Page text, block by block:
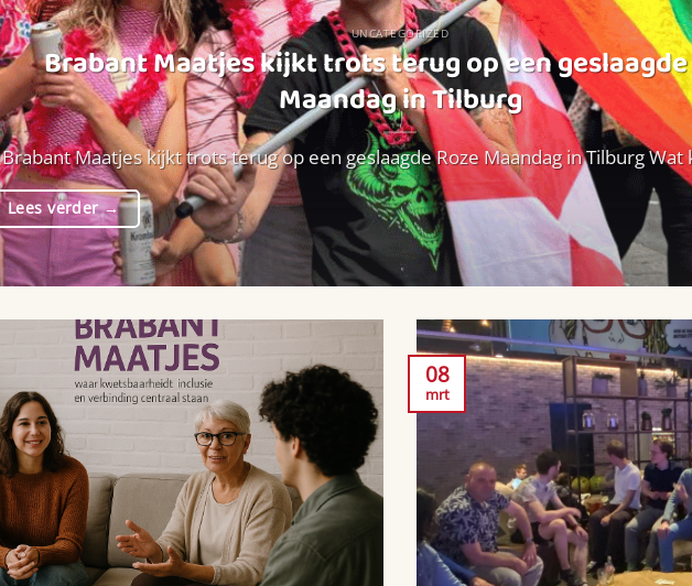
UNCATEGORIZED
Brabant Maatjes kijkt trots terug op een geslaagde
Maandag in Tilburg
Brabant Maatjes kijkt trots terug op een geslaagde Roze Maandag in Tilburg Wat
Lees verder→
08
mrt